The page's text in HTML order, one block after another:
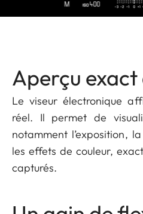
Aperçu exact
Le viseur électronique
réel. Il permet de
notamment l’exposition,
les effets de couleur,
capturés.